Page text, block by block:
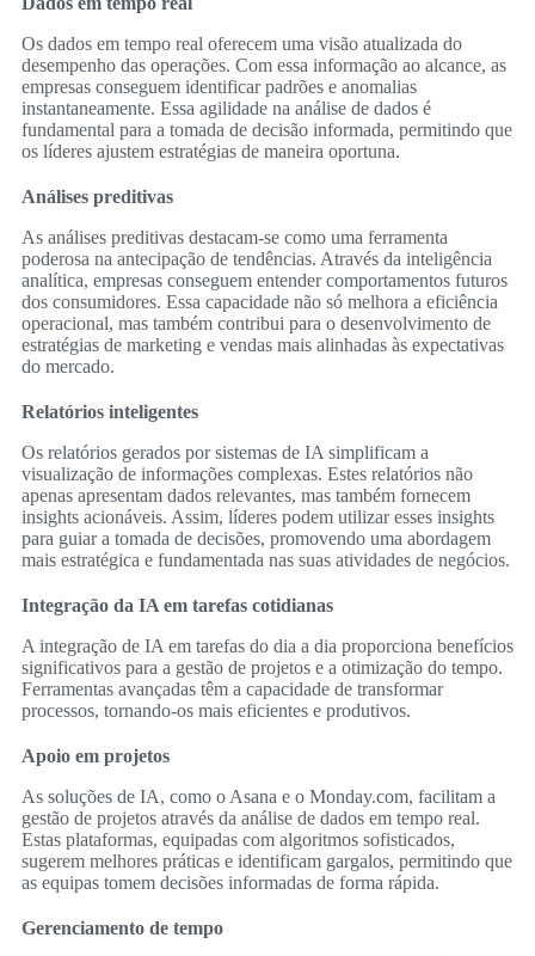
Os dados em tempo real oferecem uma visão atualizada do
desempenho das operações. Com essa informação ao alcance, as
empresas conseguem identificar padrões e anomalias
instantaneamente. Essa agilidade na análise de dados é
fundamental para a tomada de decisão informada, permitindo que
os líderes ajustem estratégias de maneira oportuna.
Análises preditivas
As análises preditivas destacam-se como uma ferramenta
poderosa na antecipação de tendências. Através da inteligência
analítica, empresas conseguem entender comportamentos futuros
dos consumidores. Essa capacidade não só melhora a eficiência
operacional, mas também contribui para o desenvolvimento de
estratégias de marketing e vendas mais alinhadas às expectativas
do mercado.
Relatórios inteligentes
Os relatórios gerados por sistemas de IA simplificam a
visualização de informações complexas. Estes relatórios não
apenas apresentam dados relevantes, mas também fornecem
insights acionáveis. Assim, líderes podem utilizar esses insights
para guiar a tomada de decisões, promovendo uma abordagem
mais estratégica e fundamentada nas suas atividades de negócios.
Integração da IA em tarefas cotidianas
A integração de IA em tarefas do dia a dia proporciona benefícios
significativos para a gestão de projetos e a otimização do tempo.
Ferramentas avançadas têm a capacidade de transformar
processos, tornando-os mais eficientes e produtivos.
Apoio em projetos
As soluções de IA, como o Asana e o Monday.com, facilitam a
gestão de projetos através da análise de dados em tempo real.
Estas plataformas, equipadas com algoritmos sofisticados,
sugerem melhores práticas e identificam gargalos, permitindo que
as equipas tomem decisões informadas de forma rápida.
Gerenciamento de tempo